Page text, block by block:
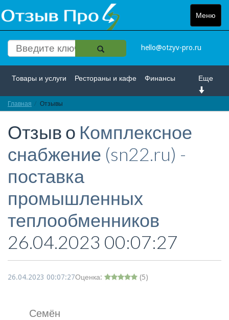
Меню
Toggle
hello@otzyv-pro.ru
Еще
Товары и услуги Рестораны и кафе Финансы
Красота и здоровье
Интернет Путешествие и отдых Транспорт
Недвижимость Работа Гос. учреждения
Личности Логистика
Главная Отзывы
Отзыв о Комплексное
снабжение (sn22.ru) -
поставка
промышленных
теплообменников
26.04.2023 00:07:27
26.04.2023 00:07:27Оценка: (5)
Семён